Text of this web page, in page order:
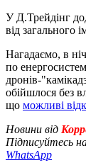
У Д.Трейдінг
від загального
Нагадаємо, в
по
дронів-
обійшлося без
що можливі
Новини від
Підписуйтесь
WhatsApp